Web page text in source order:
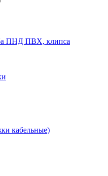
ПНД ПВХ, клипса
кабельные)